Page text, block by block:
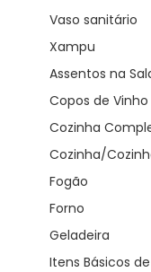
Vaso sanitário
Xampu
Assentos na
Copos de Vinho
Cozinha
Cozinha/
Fogão
Forno
Geladeira
Itens Básicos